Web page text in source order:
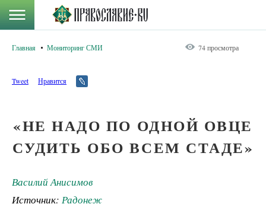
Главная Мониторинг СМИ 74 просмотра
Tweet Нравится
«НЕ НАДО ПО ОДНОЙ ОВЦЕ
СУДИТЬ ОБО ВСЕМ СТАДЕ»
Василий Анисимов
Источник: Радонеж